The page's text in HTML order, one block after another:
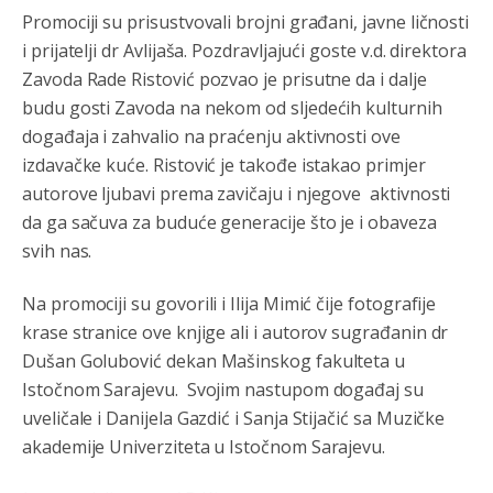
Promociji su prisustvovali brojni građani, javne ličnosti
i prijatelji dr Avlijaša. Pozdravljajući goste v.d. direktora
Zavoda Rade Ristović pozvao je prisutne da i dalje
budu gosti Zavoda na nekom od sljedećih kulturnih
događaja i zahvalio na praćenju aktivnosti ove
izdavačke kuće. Ristović je takođe istakao primjer
autorove ljubavi prema zavičaju i njegove aktivnosti
da ga sačuva za buduće generacije što je i obaveza
svih nas.
Na promociji su govorili i Ilija Mimić čije fotografije
krase stranice ove knjige ali i autorov sugrađanin dr
Dušan Golubović dekan Mašinskog fakulteta u
Istočnom Sarajevu. Svojim nastupom događaj su
uveličale i Danijela Gazdić i Sanja Stijačić sa Muzičke
akademije Univerziteta u Istočnom Sarajevu.
Анонимно2806773 јуче 6:59
Затвара се и база Бондстил, у којој је лета 1999.
Анонимно2806773 јуче 7:01
Косово више није у моди, Амери се селе у Иран.
Анонимно2806773 јуче 7:05
Анонимно2806721 јуче 7:23
Анонимно2807323 јуче 9:51
Vise je Republika SRPSKA drzava nego Kosovo. Sa
Kosova se Srbi mogu i lijecit i skolovat i glasat u Srbij. A